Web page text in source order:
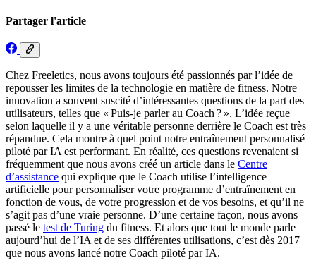
Partager l'article
Chez Freeletics, nous avons toujours été passionnés par l’idée de
repousser les limites de la technologie en matière de fitness. Notre
innovation a souvent suscité d’intéressantes questions de la part des
utilisateurs, telles que « Puis-je parler au Coach ? ». L’idée reçue
selon laquelle il y a une véritable personne derrière le Coach est très
répandue. Cela montre à quel point notre entraînement personnalisé
piloté par IA est performant. En réalité, ces questions revenaient si
fréquemment que nous avons créé un article dans le Centre
d’assistance qui explique que le Coach utilise l’intelligence
artificielle pour personnaliser votre programme d’entraînement en
fonction de vous, de votre progression et de vos besoins, et qu’il ne
s’agit pas d’une vraie personne. D’une certaine façon, nous avons
passé le test de Turing du fitness. Et alors que tout le monde parle
aujourd’hui de l’IA et de ses différentes utilisations, c’est dès 2017
que nous avons lancé notre Coach piloté par IA.